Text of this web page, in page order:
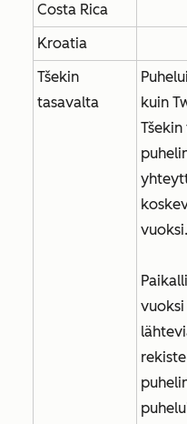
Costa Rica
Kroatia
Tšekin
tasavalta
kuin
vuoksi.
vuoksi